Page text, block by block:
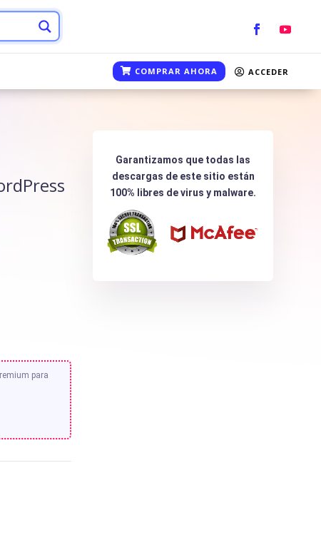
COMPRAR AHORA ACCEDER
para
Garantizamos que todas las
descargas de este sitio están
100% libres de virus y malware.